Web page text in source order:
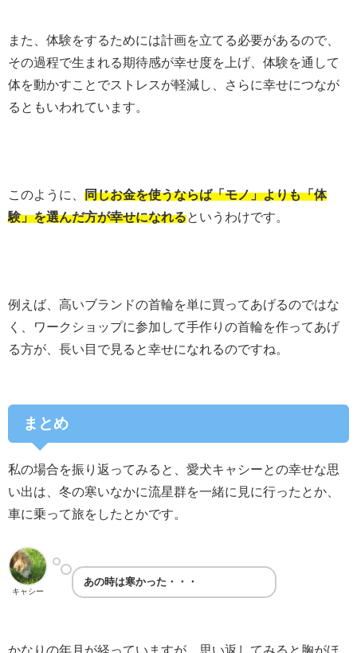
また、体験をするためには計画を立てる必要があるので、
その過程で生まれる期待感が幸せ度を上げ、体験を通して
体を動かすことでストレスが軽減し、さらに幸せにつなが
るともいわれています。
このように、 同じお金を使うならば「モノ」よりも「体
験」を選んだ方が幸せになれるというわけです。
例えば、高いブランドの首輪を単に買ってあげるのではな
く、ワークショップに参加して手作りの首輪を作ってあげ
る方が、長い目で見ると幸せになれるのですね。
まとめ
私の場合を振り返ってみると、愛犬キャシーとの幸せな思
い出は、冬の寒いなかに流星群を一緒に見に行ったとか、
車に乗って旅をしたとかです。
キャシー
あの時は寒かった・・・
かなりの年月が経っていますが、思い返してみると胸がほ